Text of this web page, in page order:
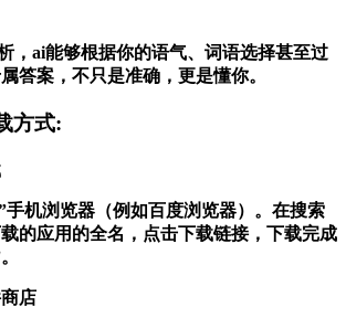
，ai能够根据你的语气、词语选择甚至过
答案，不只是准确，更是懂你。
方式:
手机浏览器（例如百度浏览器）。在搜索
的应用的全名，点击下载链接，下载完成
店